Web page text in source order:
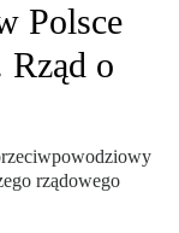
Polsce
Rząd o
rządowego